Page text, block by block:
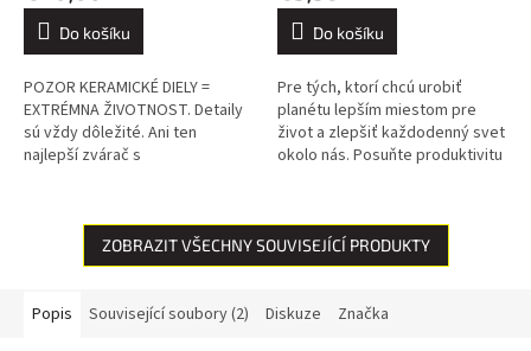
Do košíku
POZOR KERAMICKÉ DIELY =
EXTRÉMNA ŽIVOTNOST. Detaily
sú vždy dôležité. Ani ten
najlepší zvárač s
dokonalé výsledky, ak sa...
Do košíku
Pre tých, ktorí chcú urobiť
planétu lepším miestom pre
život a zlepšiť každodenný svet
okolo nás. Posuňte produktivitu
ZOBRAZIT VŠECHNY SOUVISEJÍCÍ PRODUKTY
Popis Související soubory (2) Diskuze Značka